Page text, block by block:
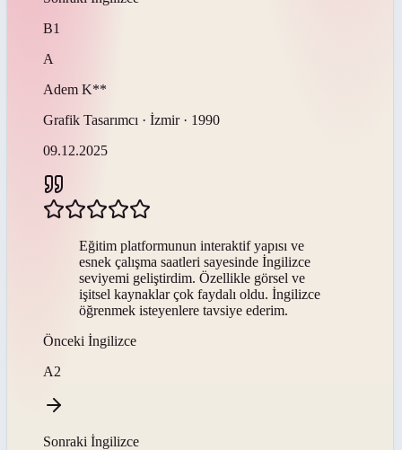
B1
A
Adem K**
Grafik Tasarımcı · İzmir · 1990
09.12.2025
Eğitim platformunun interaktif yapısı ve
esnek çalışma saatleri sayesinde İngilizce
seviyemi geliştirdim. Özellikle görsel ve
işitsel kaynaklar çok faydalı oldu. İngilizce
öğrenmek isteyenlere tavsiye ederim.
Önceki İngilizce
A2
Sonraki İngilizce